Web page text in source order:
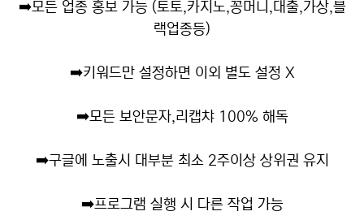
➡️모든 업종 홍보 가능 (토토,카지노,꽁머니,대출,가상,블
랙업종등)
➡️키워드만 설정하면 이외 별도 설정 X
➡️모든 보안문자,리캡챠 100% 해독
➡️구글에 노출시 대부분 최소 2주이상 상위권 유지
➡️프로그램 실행 시 다른 작업 가능